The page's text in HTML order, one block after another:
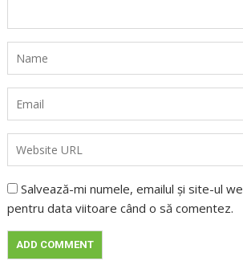
Salvează-mi numele, emailul și site-ul
pentru data viitoare când o să comentez.